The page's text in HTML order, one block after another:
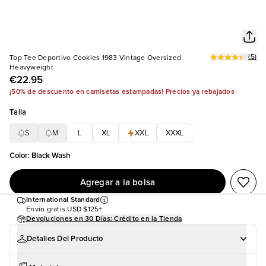
Top Tee Deportivo Cookies 1983 Vintage Oversized
Heavyweight
€22.95
(5)
¡50% de descuento en camisetas estampadas! Precios ya rebajados
Talla
S M XL XXL XXXL
Color: Black Wash
Agregar a la bolsa
International Standard
Envío gratis USD $125+
Devoluciones en 30 Días: Crédito en la Tienda
Detalles Del Producto